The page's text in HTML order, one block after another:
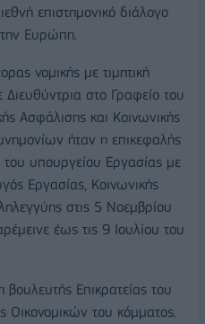
επιστημονικό διάλογο
Ευρώπη.
νομικής με τιμητική
Διευθύντρια στο Γραφείο του
Ασφάλισης και Κοινωνικής
ήταν η επικεφαλής
υπουργείου Εργασίας με
Εργασίας, Κοινωνικής
στις 5 Νοεμβρίου
έως τις 9 Ιουλίου του
Επικρατείας του
Οικονομικών του κόμματος.